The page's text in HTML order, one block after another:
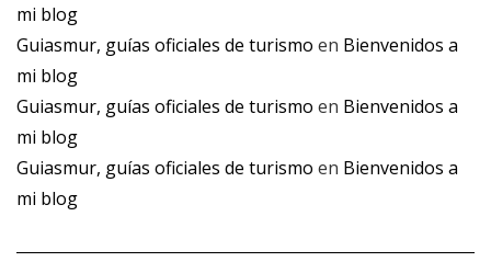
mi blog
Guiasmur, guías oficiales de turismo en Bienvenidos a
mi blog
Guiasmur, guías oficiales de turismo en Bienvenidos a
mi blog
Guiasmur, guías oficiales de turismo en Bienvenidos a
mi blog